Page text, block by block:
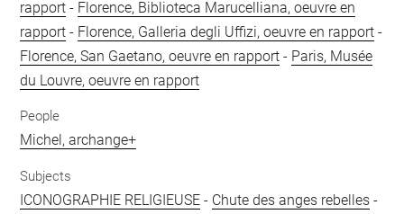
rapport - Florence, Biblioteca Marucelliana, oeuvre en
rapport - Florence, Galleria degli Uffizi, oeuvre en rapport -
Florence, San Gaetano, oeuvre en rapport - Paris, Musée
du Louvre, oeuvre en rapport
People
Michel, archange+
Subjects
ICONOGRAPHIE RELIGIEUSE - Chute des anges rebelles -